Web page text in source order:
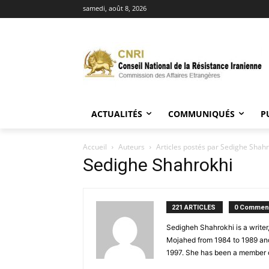
samedi, août 8, 2026
ACTUALITÉS COMMUNIQUÉS
Accueil Auteurs Articles postés par Sedighe
Sedighe Shahrokhi
221 ARTICLES 0
Sedigheh Shahrokhi is a
Mojahed from 1984 to 1989
1997. She has been a